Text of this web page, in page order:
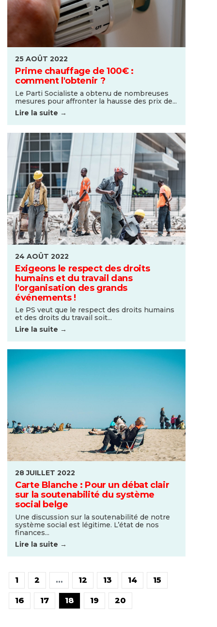
25 AOÛT 2022
Prime chauffage de 100€ :
comment l'obtenir ?
Le Parti Socialiste a obtenu de nombreuses
mesures pour affronter la hausse des prix de...
Lire la suite →
24 AOÛT 2022
Exigeons le respect des droits
humains et du travail dans
l'organisation des grands
événements !
Le PS veut que le respect des droits humains
et des droits du travail soit...
Lire la suite →
28 JUILLET 2022
Carte Blanche : Pour un débat clair
sur la soutenabilité du système
social belge
Une discussion sur la soutenabilité de notre
système social est légitime. L’état de nos
finances...
Lire la suite →
1 2 … 12 13 14 15
16 17 18 19 20